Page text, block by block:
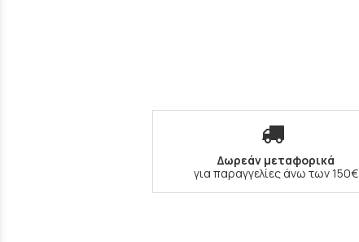
Δωρεάν μεταφορικά
για παραγγελίες άνω των 150€